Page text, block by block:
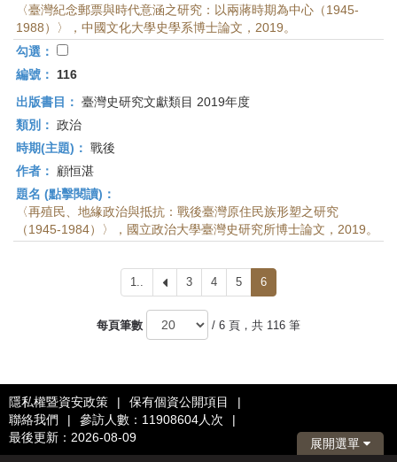
〈臺灣紀念郵票與時代意涵之研究：以兩蔣時期為中心（1945-
1988）〉，中國文化大學史學系博士論文，2019。
勾選：
編號：
116
出版書目： 臺灣史研究文獻類目 2019年度
類別： 政治
時期(主題)： 戰後
作者：
顧恒湛
題名 (點擊閱讀)：
〈再殖民、地緣政治與抵抗：戰後臺灣原住民族形塑之研究
（1945-1984）〉，國立政治大學臺灣史研究所博士論文，2019。
1..
上
一
頁
3 4 5 6
每頁筆數 / 6 頁，共 116 筆
隱私權暨資安政策 | 保有個資公開項目
|
聯絡我們
| 參訪人數：11908604人次
|
最後更新：2026-08-09
展開選單